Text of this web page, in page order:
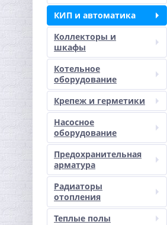
КИП и автоматика
Коллекторы и
шкафы
Котельное
оборудование
Крепеж и герметики
Насосное
оборудование
Предохранительная
арматура
Радиаторы
отопления
Теплые полы